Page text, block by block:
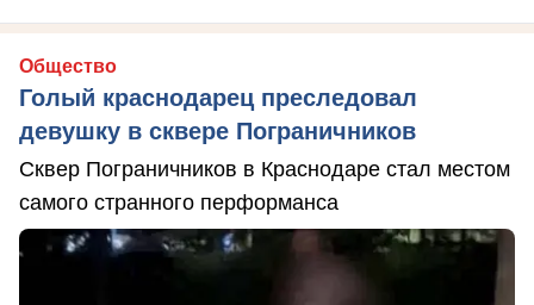
Общество
Голый краснодарец преследовал
девушку в сквере Пограничников
Сквер Пограничников в Краснодаре стал местом
самого странного перформанса